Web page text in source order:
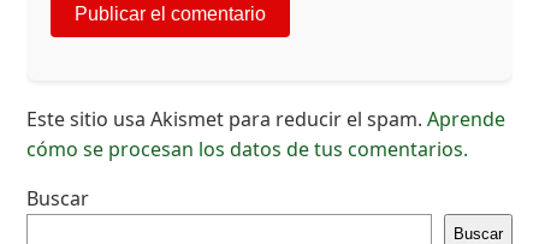
Este sitio usa Akismet para reducir el spam.Aprende
cómo se procesan los datos de tus comentarios.
Buscar
Buscar